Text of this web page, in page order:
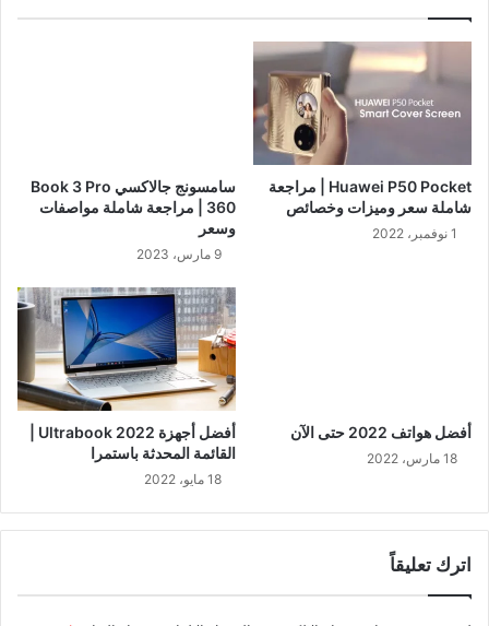
Huawei P50 Pocket | مراجعة
شاملة سعر وميزات وخصائص
1 نوفمبر، 2022
سامسونج جالاكسي Book 3 Pro
360 | مراجعة شاملة مواصفات
وسعر
9 مارس، 2023
أفضل هواتف 2022 حتى الآن
18 مارس، 2022
القائمة المحدثة باستمرا
18 مايو، 2022
اترك تعليقاً